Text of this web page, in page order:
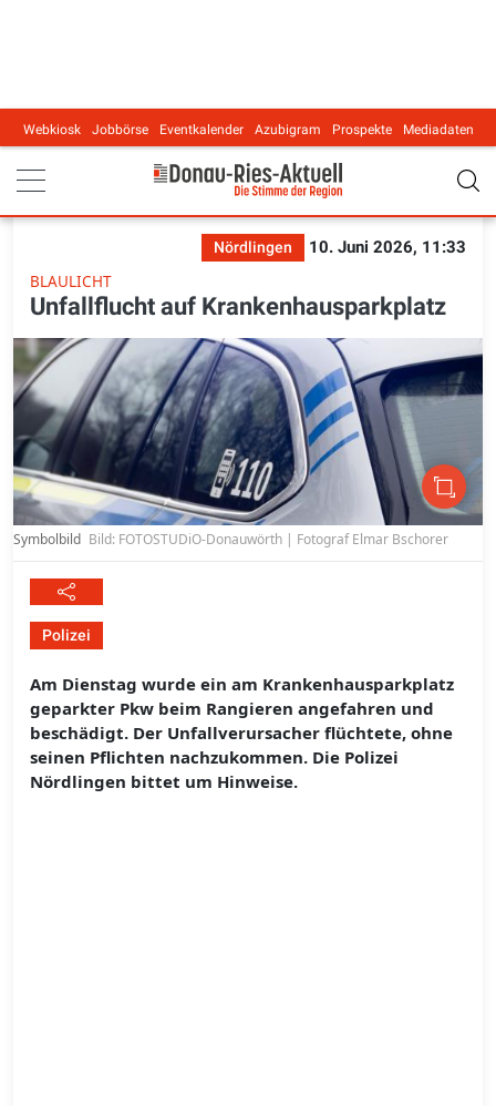
Main navigation
Webkiosk Jobbörse Eventkalender Azubigram Prospekte Mediadaten
Nördlingen
10. Juni 2026, 11:33
BLAULICHT
Unfallflucht auf Krankenhausparkplatz
Symbolbild Bild: FOTOSTUDiO-Donauwörth | Fotograf Elmar Bschorer
Polizei
Am Dienstag wurde ein am Krankenhausparkplatz
geparkter Pkw beim Rangieren angefahren und
beschädigt. Der Unfallverursacher flüchtete, ohne
seinen Pflichten nachzukommen. Die Polizei
Nördlingen bittet um Hinweise.